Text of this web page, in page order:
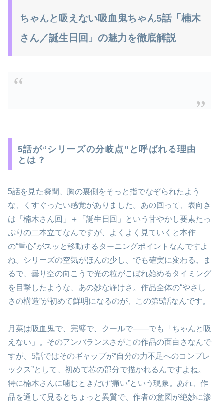
ちゃんと吸えない吸血鬼ちゃん5話「楠木
さん／誕生日回」の魅力を徹底解説
5話が“シリーズの分岐点”と呼ばれる理由
とは？
5話を見た瞬間、胸の裏側をそっと指でなぞられたよう
な、くすぐったい感覚がありました。あの回って、表向き
は「楠木さん回」＋「誕生日回」という甘やかし要素たっ
ぷりの二本立てなんですが、よくよく見ていくと本作
の“重心”がスッと移動するターニングポイントなんですよ
ね。シリーズの空気がほんの少し、でも確実に変わる。ま
るで、曇り空の向こうで光の粒がこぼれ始めるタイミング
を目撃したような、あの妙な静けさ。作品全体の“やさし
さの構造”が初めて鮮明になるのが、この第5話なんです。
月菜は吸血鬼で、完璧で、クールで――でも「ちゃんと吸
えない」。そのアンバランスさがこの作品の面白さなんで
すが、5話ではそのギャップが“自分の力不足へのコンプレ
ックス”として、初めて芯の部分で描かれるんですよね。
特に楠木さんに噛むときだけ“痛い”という現象。あれ、作
品を通して見るとちょっと異質で、作者の意図が絶妙に滲